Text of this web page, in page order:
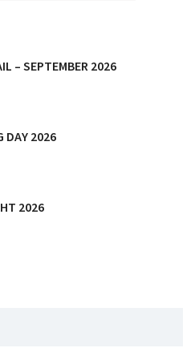
– SEPTEMBER 2026
DAY 2026
2026